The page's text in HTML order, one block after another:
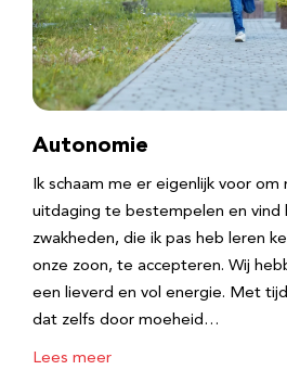
Autonomie
Ik schaam me er eigenlijk voor om
uitdaging te bestempelen en vind
zwakheden, die ik pas heb leren
onze zoon, te accepteren. Wij
een lieverd en vol energie. Met
dat zelfs door moeheid…
Lees meer